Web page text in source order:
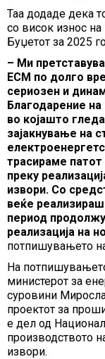
Таа додаде дека
со висок износ
Буџетот за 2025
– Ми
ЕСМ по долго
сериозен и
Благодарение
во којашто
зајакнување на
трасираме
преку
извори. Со
веќе
период
реализација на
потпишувањето
На
министерот за
суровини
проектот за
е дел од
производството
извори.